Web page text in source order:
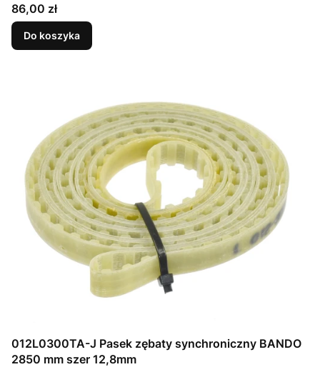
Cena
86,00 zł
Do koszyka
012L0300TA-J Pasek zębaty synchroniczny BANDO
2850 mm szer 12,8mm